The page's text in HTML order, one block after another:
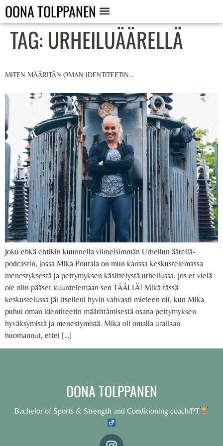
OONA TOLPPANEN
TAG: URHEILUÄÄRELLÄ
MITEN MÄÄRITÄN OMAN IDENTITEETIN…
Joku ehkä ehtikin kuunnella viimeisimmän Urheilun äärellä-
podcastin, jossa Mika Poutala on mun kanssa keskustelemassa
menestyksestä ja pettymyksen käsittelystä urheilussa. Jos et vielä
ole niin pääset kuuntelemaan sen TÄÄLTÄ! Mikä tässä
keskustelussa jäi itselleni hyvin vahvasti mieleen oli, kun Mika
puhui oman identiteetin määrittämisestä osana pettymyksen
hyväksymistä ja menestymistä. Mika oli omalla urallaan
huomannut, ettei […]
OONA TOLPPANEN
Bachelor of Sports & Strength and Conditioning coach/PT